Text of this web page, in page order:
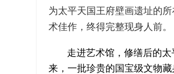
为太平天国王府壁画遗址的
术佳作，终得完整现身人前。
走进艺术馆，修缮后的
来，一批珍贵的国宝级文物